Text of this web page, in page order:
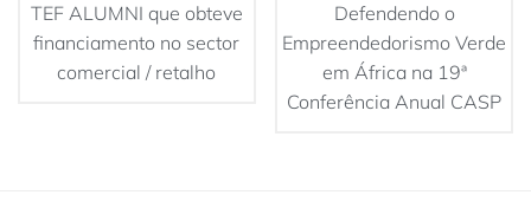
TEF ALUMNI que obteve
financiamento no sector
comercial / retalho
Defendendo o
Empreendedorismo Verde
em África na 19ª
Conferência Anual CASP